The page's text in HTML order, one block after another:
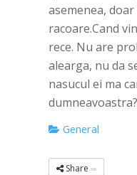
asemenea,
racoare.Cand
rece. Nu are
alearga, nu da
nasucul ei ma
General
Share